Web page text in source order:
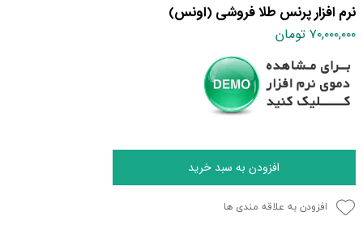
نرم افزار پرنس طلا فروشی (اونس)
۷۰,۰۰۰,۰۰۰ تومان
افزودن به سبد خرید
افزودن به علاقه مندی ها